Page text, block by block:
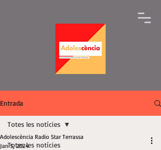
Entrada
Totes les notícies
Totes les notícies
Adolescència Radio Star Terrassa
Jan 5, 2024